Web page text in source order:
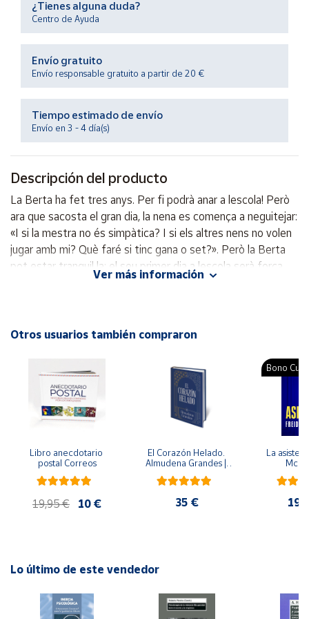
Productos
Solidarios
Ayuda
Centro
de ayuda
Contacto
Vendedores
Mapa de
vendedores
Hazte
vendedor
Cuenta
Península
Baleares
¿Tienes alguna duda?
Centro de Ayuda
Envío gratuito
Envío responsable gratuito a partir de 20 €
Tiempo estimado de envío
Envío en 3 - 4 día(s)
Descripción del producto
La Berta ha fet tres anys. Per fi podrà anar a lescola! Però
ara que sacosta el gran dia, la nena es comença a neguitejar:
«I si la mestra no és simpàtica? I si els altres nens no volen
jugar amb mi? Què faré si tinc gana o set?». Però la Berta
pot estar tranquil la: el seu primer dia a lescola serà força
Editorial: Salamandra
Ver más información
Otros usuarios también compraron
Libro anecdotario
postal Correos
19,95 € 10 €
El Corazón Helado.
Almudena Grandes |
Edición especial de
lujo | Libro con sello y
35 €
Bono
La
Lo último de este vendedor